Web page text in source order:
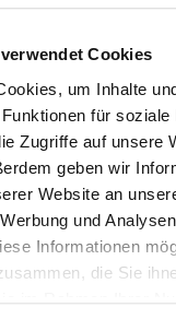
Cookies
um Inhalte
für soziale
Zugriffe auf unsere
geben wir
Website an
und
Informationen
die Sie